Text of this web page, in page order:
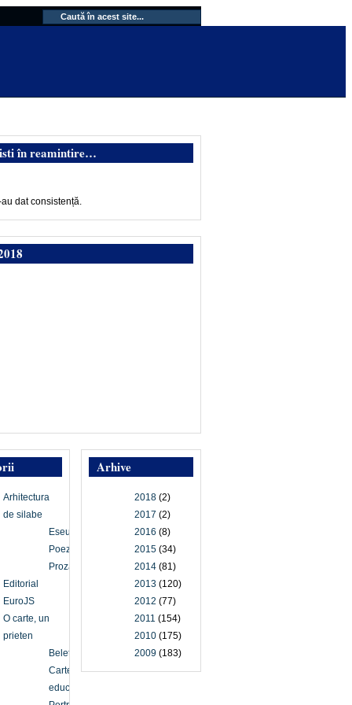
în reamintire…
dat consistență.
Arhive
2018 (2)
2017 (2)
2016 (8)
2015 (34)
2014 (81)
2013 (120)
2012 (77)
2011 (154)
2010 (175)
2009 (183)
Arhitectura
de silabe
Eseu
Poezie
Proză
Editorial
EuroJS
O carte, un
prieten
Beletristică
Carte
educațională